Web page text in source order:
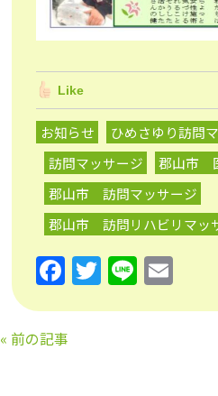
Like
お知らせ
ひめさゆり訪問
訪問マッサージ
郡山市
郡山市 訪問マッサージ
郡山市 訪問リハビリマッ
F
a
c
e
T
w
Li
n
« 前の記事